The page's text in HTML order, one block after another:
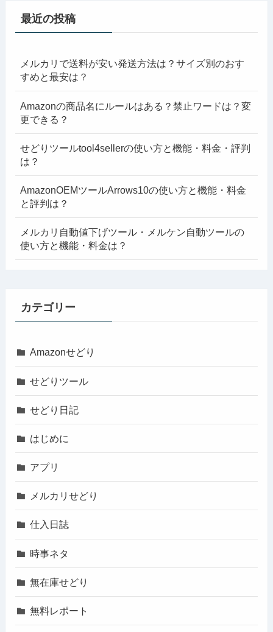
最近の投稿
メルカリで送料が安い発送方法は？サイズ別のおす
すめと最安は？
Amazonの商品名にルールはある？禁止ワードは？変
更できる？
せどりツールtool4sellerの使い方と機能・料金・評判
は？
AmazonOEMツールArrows10の使い方と機能・料金
と評判は？
メルカリ自動値下げツール・メルケン自動ツールの
使い方と機能・料金は？
カテゴリー
Amazonせどり
せどりツール
せどり日記
はじめに
アプリ
メルカリせどり
仕入日誌
時事ネタ
無在庫せどり
無料レポート